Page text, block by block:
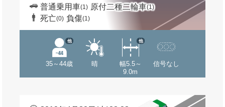
普通乗用車(1) 原付二種二輪車(1)
死亡(0) 負傷(1)
35～44歳
他
晴
幅5.5～
9.0m
他
信号なし